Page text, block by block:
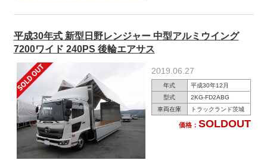
平成30年式 新型日野レンジャー 中型アルミウイング
7200ワイド 240PS 後輪エアサス
2019.06.27
年式
平成30年12月
型式
2KG-FD2ABG
車両在庫
トラックランド茨城
価格： SOLDOUT